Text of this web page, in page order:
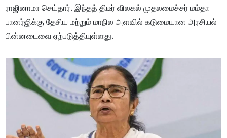
ராஜினாமா செய்தார். இந்தத் திடீர் விலகல் முதலமைச்சர் மம்தா
பானர்ஜிக்கு தேசிய மற்றும் மாநில அளவில் கடுமையான அரசியல்
பின்னடைவை ஏற்படுத்தியுள்ளது.